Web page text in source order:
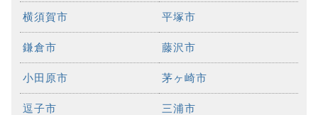
横須賀市 平塚市
鎌倉市 藤沢市
小田原市 茅ヶ崎市
逗子市 三浦市